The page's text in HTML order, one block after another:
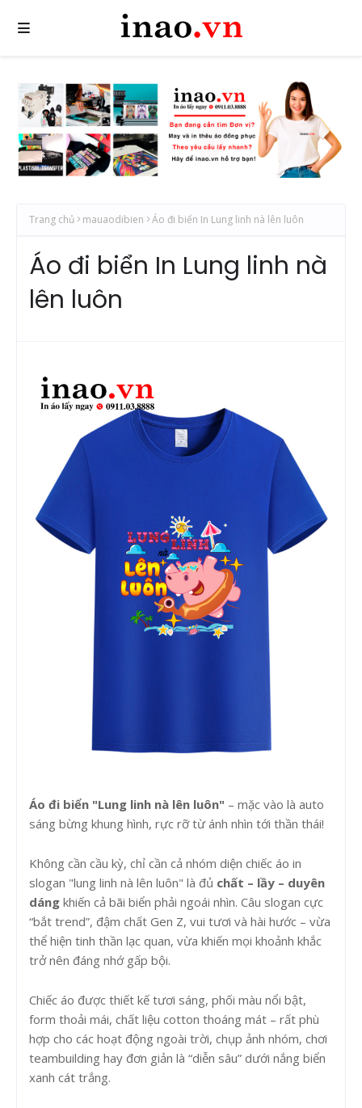
Trang chủ mauaodibien Áo đi biển In Lung linh nà lên luôn
Áo đi biển In Lung linh nà
lên luôn
Áo đi biển "Lung linh nà lên luôn" – mặc vào là auto
sáng bừng khung hình, rực rỡ từ ánh nhìn tới thần thái!
Không cần cầu kỳ, chỉ cần cả nhóm diện chiếc áo in
slogan "lung linh nà lên luôn" là đủ chất – lầy – duyên
dáng khiến cả bãi biển phải ngoái nhìn. Câu slogan cực
“bắt trend”, đậm chất Gen Z, vui tươi và hài hước – vừa
thể hiện tinh thần lạc quan, vừa khiến mọi khoảnh khắc
trở nên đáng nhớ gấp bội.
Chiếc áo được thiết kế tươi sáng, phối màu nổi bật,
form thoải mái, chất liệu cotton thoáng mát – rất phù
hợp cho các hoạt động ngoài trời, chụp ảnh nhóm, chơi
teambuilding hay đơn giản là “diễn sâu” dưới nắng biển
xanh cát trắng.